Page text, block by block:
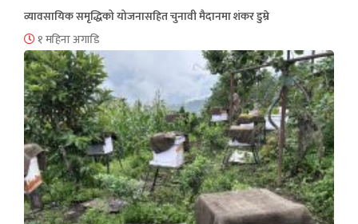
व्यावसायिक समृद्धिको योजनासहित चुनावी मैदानमा शंकर डुम्रे
१ महिना अगाडि